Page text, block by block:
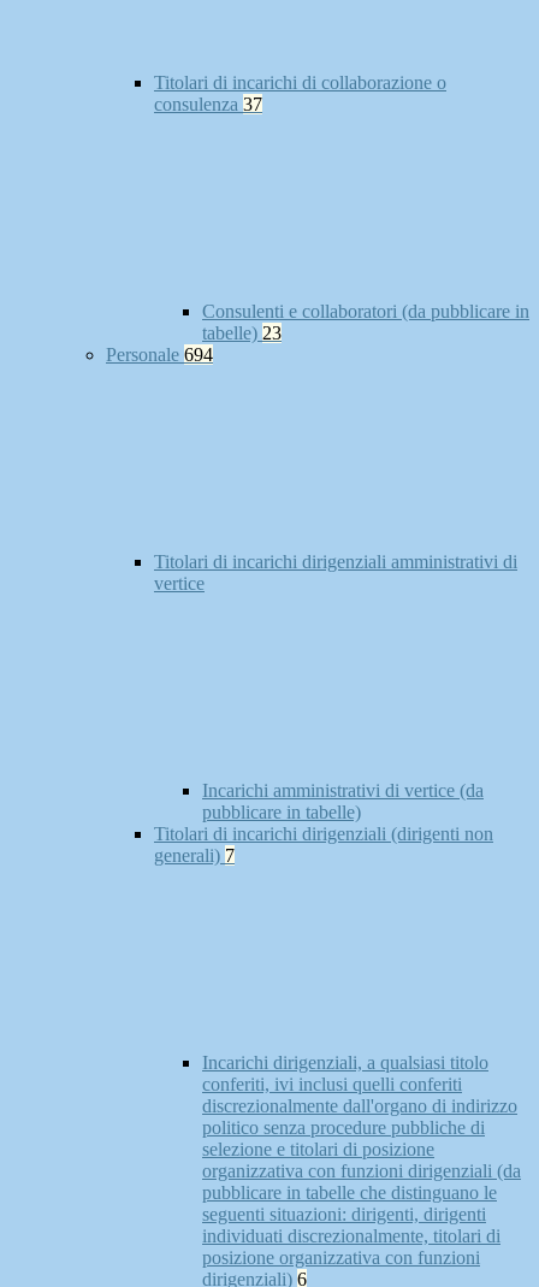
Titolari di incarichi di collaborazione o
consulenza 37
Consulenti e collaboratori (da pubblicare in
tabelle) 23
Personale 694
Titolari di incarichi dirigenziali amministrativi di
vertice
Incarichi amministrativi di vertice (da
pubblicare in tabelle)
Titolari di incarichi dirigenziali (dirigenti non
generali) 7
Incarichi dirigenziali, a qualsiasi titolo
conferiti, ivi inclusi quelli conferiti
discrezionalmente dall'organo di indirizzo
politico senza procedure pubbliche di
selezione e titolari di posizione
organizzativa con funzioni dirigenziali (da
pubblicare in tabelle che distinguano le
seguenti situazioni: dirigenti, dirigenti
individuati discrezionalmente, titolari di
posizione organizzativa con funzioni
dirigenziali) 6